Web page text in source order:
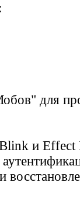
" для
и Effect